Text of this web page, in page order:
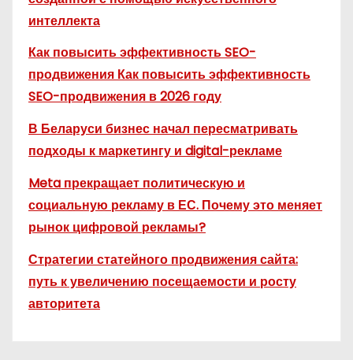
интеллекта
Как повысить эффективность SEO-
продвижения Как повысить эффективность
SEO-продвижения в 2026 году
В Беларуси бизнес начал пересматривать
подходы к маркетингу и digital-рекламе
Meta прекращает политическую и
социальную рекламу в ЕС. Почему это меняет
рынок цифровой рекламы?
Стратегии статейного продвижения сайта:
путь к увеличению посещаемости и росту
авторитета